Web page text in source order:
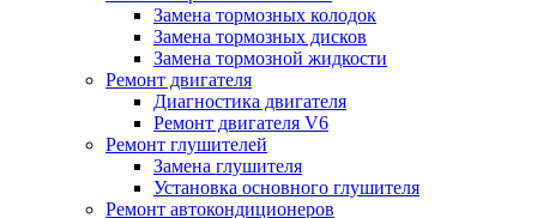
Замена тормозных колодок
Замена тормозных дисков
Замена тормозной жидкости
Ремонт двигателя
Диагностика двигателя
Ремонт двигателя V6
Ремонт глушителей
Замена глушителя
Установка основного глушителя
Ремонт автокондиционеров